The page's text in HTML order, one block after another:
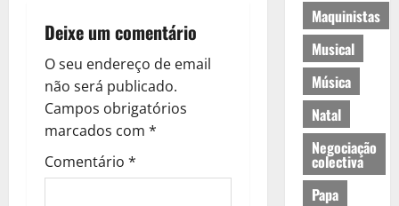
ç
ã
o
d
e
Deixe um comentário
O seu endereço de email
não será publicado.
Campos obrigatórios
marcados com *
Comentário *
Maquinistas
Musical
Música
Natal
Negociação
colectiva
Papa